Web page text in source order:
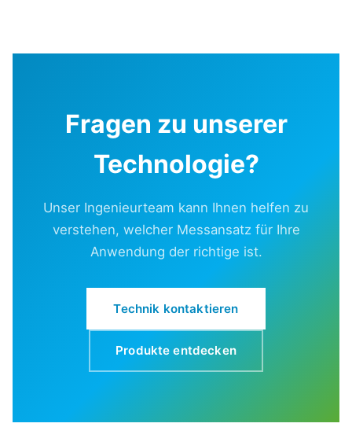
Fragen zu unserer
Technologie?
Unser Ingenieurteam kann Ihnen helfen zu
verstehen, welcher Messansatz für Ihre
Anwendung der richtige ist.
Technik kontaktieren
Produkte entdecken